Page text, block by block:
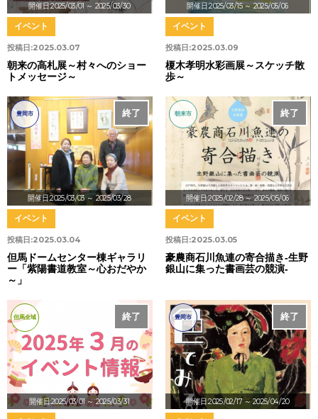
開催日:2025/03/01 ～ 2025/03/30
投稿日:2025.03.07
イベント
朝来の高札展～村々へのショー
トメッセージ～
開催日:2025/03/15～ 2025/05/06
投稿日:2025.03.09
イベント
榎木孝明水彩画展～スケッチ散
歩～
開催日:2025/03/03～ 2025/03/28
終了
豊岡市
投稿日:2025.03.04
イベント
但馬ドームセンター棟ギャラリ
ー「紫陽書道教室～心おだやか
～」
開催日:2025/02/28～ 2025/05/06
終了
朝来市
投稿日:2025.03.05
イベント
豪農商石川魚連の寄合描き-生野
銀山に集った書画芸の競演-
開催日:2025/03/01 ～ 2025/03/31
終了
但馬全域
開催日:2025/02/17 ～ 2025/04/20
終了
豊岡市